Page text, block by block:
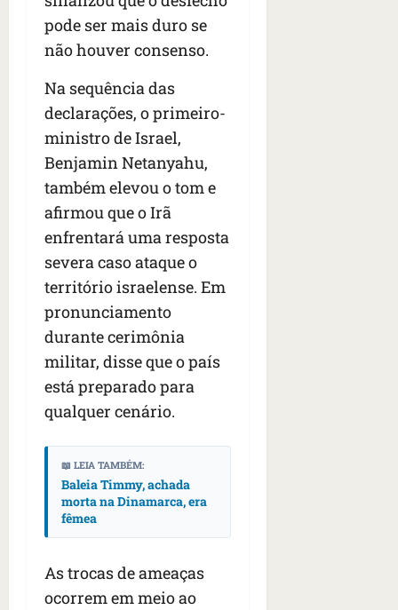
pode ser mais duro se
não houver consenso.
Na sequência das
declarações, o primeiro-
ministro de Israel,
Benjamin Netanyahu,
também elevou o tom e
afirmou que o Irã
enfrentará uma resposta
severa caso ataque o
território israelense. Em
pronunciamento
durante cerimônia
militar, disse que o país
está preparado para
qualquer cenário.
📖 LEIA TAMBÉM:
Baleia Timmy, achada
morta na Dinamarca, era
fêmea
As trocas de ameaças
ocorrem em meio ao